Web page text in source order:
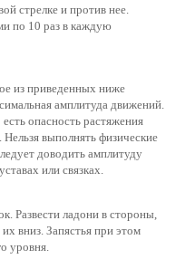
стрелке и против нее.
по 10 раз в каждую
из приведенных ниже
амплитуда движений.
опасность растяжения
выполнять физические
доводить амплитуду
или связках.
Развести ладони в стороны,
вниз. Запястья при этом
уровня.